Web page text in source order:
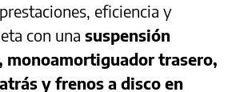
eficiencia y
con una suspensión
trasero,
y frenos a disco en